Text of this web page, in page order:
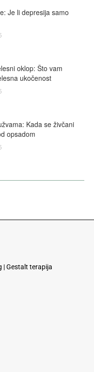
Je li depresija samo
oklop: Što vam
ukočenost
Kada se živčani
opsadom
| Gestalt terapija